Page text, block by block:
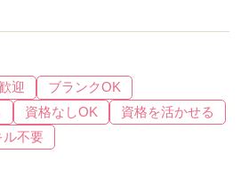
迎
ブランクOK
資格なしOK
資格を活かせる
ル不要